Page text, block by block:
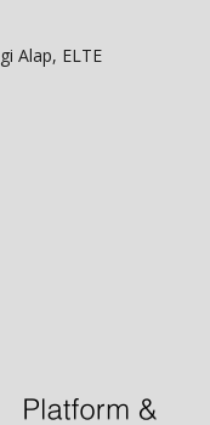
Alap, ELTE